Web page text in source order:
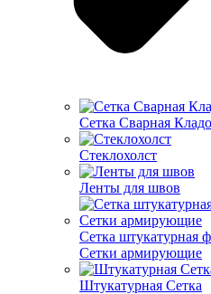
Cетка Сварная
Cтеклохолст
Ленты для швов
Сетка штукатурная
Сетки армирующие
Штукатурная Сетка